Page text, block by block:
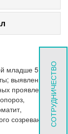
младше 5 лет);
выявление
проявлений
созревания иСОТРУДНИЧЕСТВО